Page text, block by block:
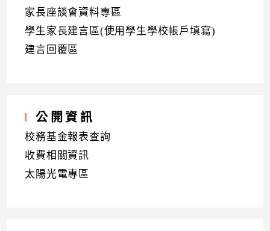
家長座談會資料專區
學生家長建言區(使用學生學校帳戶填寫)
建言回覆區
公開資訊
校務基金報表查詢
收費相關資訊
太陽光電專區